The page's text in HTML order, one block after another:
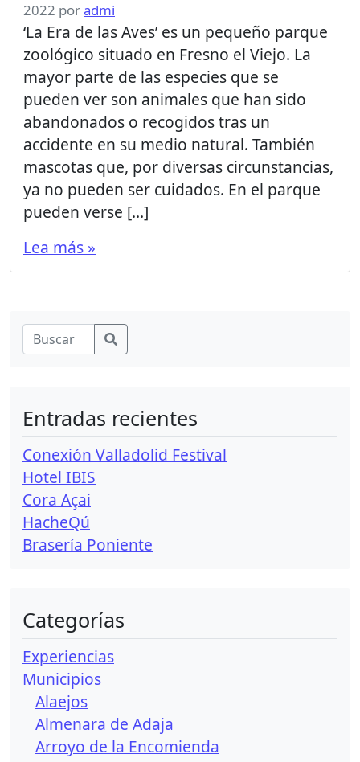
2022 poradmi
‘La Era de las Aves’ es un pequeño parque
zoológico situado en Fresno el Viejo. La
mayor parte de las especies que se
pueden ver son animales que han sido
abandonados o recogidos tras un
accidente en su medio natural. También
mascotas que, por diversas circunstancias,
ya no pueden ser cuidados. En el parque
pueden verse […]
Lea más »
Entradas recientes
Conexión Valladolid Festival
Hotel IBIS
Cora Açai
HacheQú
Brasería Poniente
Categorías
Experiencias
Municipios
Alaejos
Almenara de Adaja
Arroyo de la Encomienda